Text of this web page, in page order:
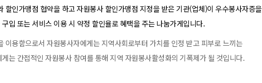
할인가맹점 협약을 하고 자원봉사 할인가맹점 지정을 받은 기관(업체)이 우수봉사자증을
입 또는 서비스 이용 시 약정 할인율로 혜택을 주는 나눔가게입니다.
이용함으로서 자원봉사자에게는 지역사회로부터 가치를 인정 받고 피부로 느끼는
는 간접적인 자원봉사 참여를 통해 지역 자원봉사활성화의 기폭제가 될 것입니다.